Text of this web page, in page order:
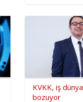
KVKK, iş
bozuyor